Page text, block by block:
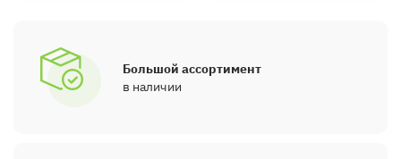
Большой ассортимент
в наличии